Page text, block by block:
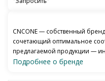
CNCONE — собственный
сочетающий оптимальное
предлагаемой продукции —
Подробнее о бренде